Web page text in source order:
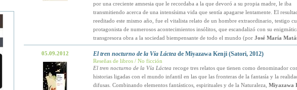
por una creciente amnesia que le recordaba a la que devoró a su propia madre, le iba
transmitiendo acerca de una intensísima vida que sentía apagarse lentamente. El
reeditado este mismo año, fue el vitalista relato de un hombre extraordinario, testigo
protagonista de numerosos acontecimientos insólitos, que escandalizó con su
transgresora obra a la sociedad biempensante de todo el mundo (por José María
05.09.2012 El tren nocturno de la Vía Lácteade Miyazawa Kenji (Satori, 2012)
Reseñas de libros / No ficción
El tren nocturno de la Vía Láctea recoge tres relatos que tienen como denominador
historias ligadas con el mundo infantil en las que las fronteras de la fantasía y la
difusas. Combinando elementos fantásticos, espirituales y de la Naturaleza, Miyazawa